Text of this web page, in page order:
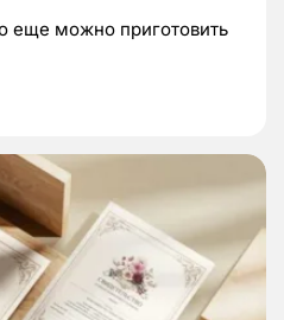
еще можно приготовить